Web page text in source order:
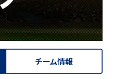
チーム情報